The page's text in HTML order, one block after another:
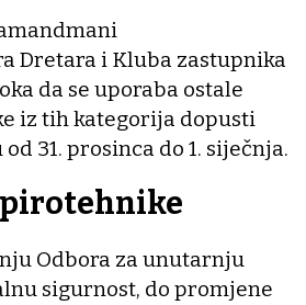
Dretara i Kluba zastupnika
da se uporaba ostale
iz tih kategorija dopusti
31. prosinca do 1. siječnja.
pirotehnike
Odbora za unutarnju
sigurnost, do promjene